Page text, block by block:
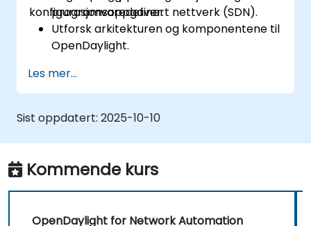
konfigurasjonsoppgaver.
programvaredefinert nettverk (SDN).
Utforsk arkitekturen og komponentene til
OpenDaylight.
et Linux-system.
Integrer OpenDaylight med
nettverksenheter.
Utfør grunnleggende OpenDaylight
operasjoner og kommandoer.
Les mer...
Sist oppdatert: 2025-10-10
Kommende kurs
OpenDaylight for Network Automation